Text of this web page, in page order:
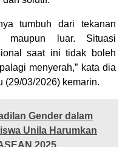
tumbuh dari tekanan
luar. Situasi
saat ini tidak boleh
menyerah,” kata dia
(29/03/2026) kemarin.
Gender dalam
Unila Harumkan